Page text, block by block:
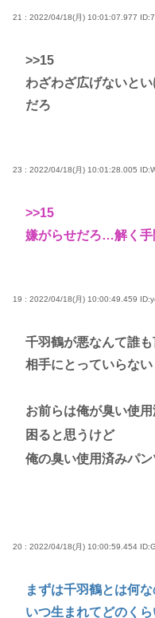
21 : 2022/04/18(月) 10:01:07.977
>>15
わざわざ広げないと
だろ
23 : 2022/04/18(月) 10:01:28.005
>>15
嫌がらせだろ…解く手
19 : 2022/04/18(月) 10:00:49.459
千羽鶴が悪なんて誰
相手にとっていらな
お前らは俺が臭い使
困ると思うけど
俺の臭い使用済みパ
20 : 2022/04/18(月) 10:00:59.454
まずは千羽鶴とは何
いつ生まれてどのく